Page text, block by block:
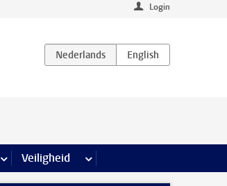
Login
meer Communicatie & Marketing pagina’s
Veiligheid meer Veiligheid pagina’s